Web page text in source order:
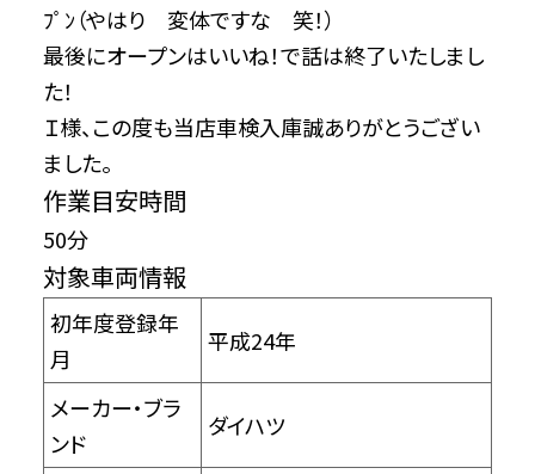
ﾌﾟﾝ（やはり 変体ですな 笑！）
最後にオープンはいいね！で話は終了いたしまし
た！
Ｉ様、この度も当店車検入庫誠ありがとうござい
ました。
作業目安時間
50分
対象車両情報
初年度登録年
月
平成24年
メーカー・ブラ
ンド
ダイハツ